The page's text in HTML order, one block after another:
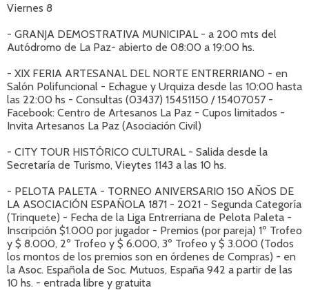
Viernes 8
- GRANJA DEMOSTRATIVA MUNICIPAL - a 200 mts del
Autódromo de La Paz- abierto de 08:00 a 19:00 hs.
- XIX FERIA ARTESANAL DEL NORTE ENTRERRIANO - en
Salón Polifuncional - Echague y Urquiza desde las 10:00 hasta
las 22:00 hs - Consultas (03437) 15451150 / 15407057 -
Facebook: Centro de Artesanos La Paz - Cupos limitados -
Invita Artesanos La Paz (Asociación Civil)
- CITY TOUR HISTÓRICO CULTURAL - Salida desde la
Secretaría de Turismo, Vieytes 1143 a las 10 hs.
- PELOTA PALETA - TORNEO ANIVERSARIO 150 AÑOS DE
LA ASOCIACIÓN ESPAÑOLA 1871 - 2021 - Segunda Categoría
(Trinquete) - Fecha de la Liga Entrerriana de Pelota Paleta -
Inscripción $1.000 por jugador - Premios (por pareja) 1º Trofeo
y $ 8.000, 2º Trofeo y $ 6.000, 3º Trofeo y $ 3.000 (Todos
los montos de los premios son en órdenes de Compras) - en
la Asoc. Española de Soc. Mutuos, España 942 a partir de las
10 hs. - entrada libre y gratuita